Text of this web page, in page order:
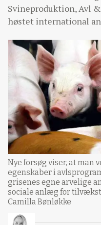
Svineproduktion, Avl
høstet international
Nye forsøg viser, at man
egenskaber i
grisenes egne arvelige
sociale anlæg for
Camilla Bønløkke